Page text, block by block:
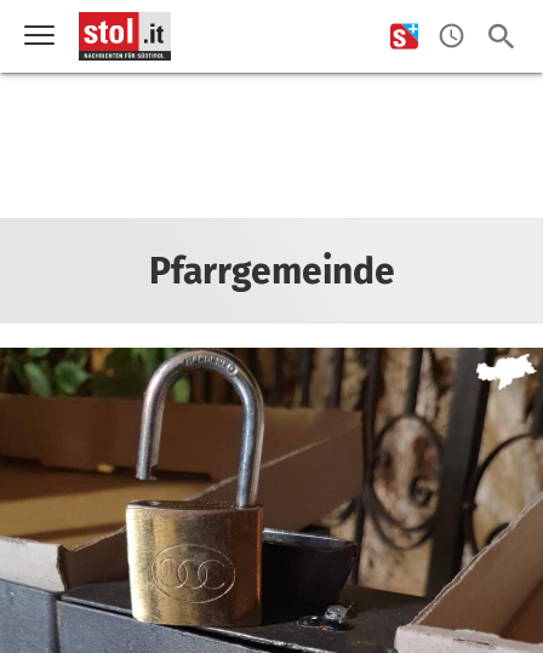
Pfarrgemeinde